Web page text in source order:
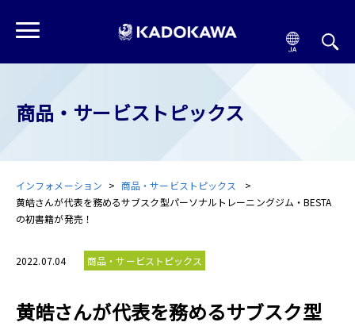
商品・サービストピックス
インフォメーション
商品・サービストピックス
黄皓さんが代表を務めるサブスク型パーソナルトレーニングジム・BESTA
の初書籍が発売！
2022.07.04 商品・サービストピックス
黄皓さんが代表を務めるサブスク型